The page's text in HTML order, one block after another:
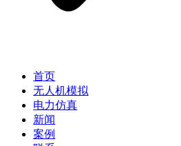
首页
无人机模拟
电力仿真
新闻
案例